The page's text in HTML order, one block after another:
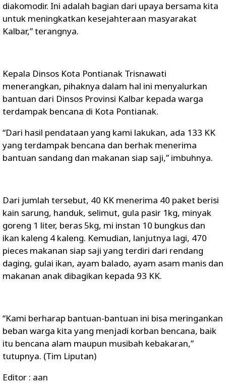
diakomodir. Ini adalah bagian dari upaya bersama kita
untuk meningkatkan kesejahteraan masyarakat
Kalbar,” terangnya.
Kepala Dinsos Kota Pontianak Trisnawati
menerangkan, pihaknya dalam hal ini menyalurkan
bantuan dari Dinsos Provinsi Kalbar kepada warga
terdampak bencana di Kota Pontianak.
“Dari hasil pendataan yang kami lakukan, ada 133 KK
yang terdampak bencana dan berhak menerima
bantuan sandang dan makanan siap saji,” imbuhnya.
Dari jumlah tersebut, 40 KK menerima 40 paket berisi
kain sarung, handuk, selimut, gula pasir 1kg, minyak
goreng 1 liter, beras 5kg, mi instan 10 bungkus dan
ikan kaleng 4 kaleng. Kemudian, lanjutnya lagi, 470
pieces makanan siap saji yang terdiri dari rendang
daging, gulai ikan, ayam balado, ayam asam manis dan
makanan anak dibagikan kepada 93 KK.
“Kami berharap bantuan-bantuan ini bisa meringankan
beban warga kita yang menjadi korban bencana, baik
itu bencana alam maupun musibah kebakaran,”
tutupnya. (Tim Liputan)
Editor : aan